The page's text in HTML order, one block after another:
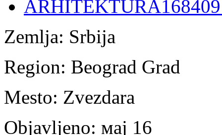
Zemlja: Srbija
Region: Beograd Grad
Mesto: Zvezdara
Objavljeno: мај 16